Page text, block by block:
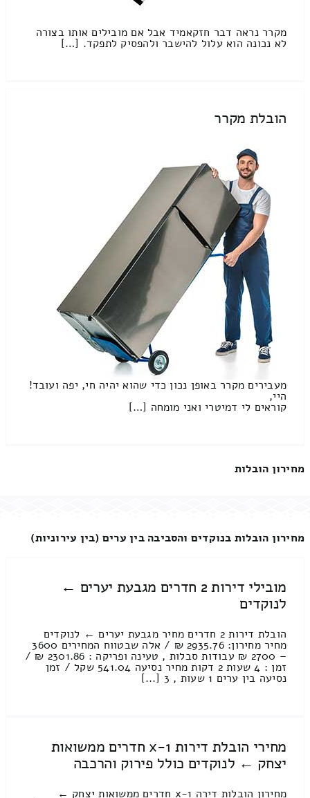
מקרר נראה דבר חזקאמיד אבל אם מובילים אותו בצורה
לא נכונה הוא עלול להישבר ולהפסיק לתפקד. […]
הובלת מקרר
מעבירים מקרר באופן נכון כדי שהוא יהיה חי, יפה ועובד!
היי,
קוראים לי דמיטרי ואני מומחה […]
מחירון הובלות
מחירון הובלות בנוקדים והסביבה בין ערים (בין עירוניות)
מובילי דירות 2 חדרים מגבעת יערים ←
לנוקדים
הובלת דירות 2 חדרים מחיר מגבעת יערים ← לנוקדים
מחיר מחירון: 2935.76 ₪ / אלה שבטווח המחירים 3600
– 2700 ₪ עבודות סבלות , טעינה ופריקה : 2301.86 ₪ /
זמן : 4 שעות 2 דקות מחיר נסיעה 541.04 שקל / זמן
נסיעה בין ערים 1 שעות , 3 [...]
מחירי הובלת דירות 1-x חדרים ממשואות
יצחק ← לנוקדים כולל פירוק והרכבה
מחירון הובלות דירה 1-x חדרים ממשואות יצחק ←